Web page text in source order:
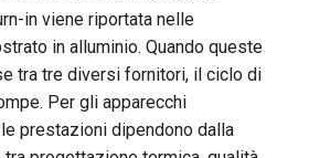
in viene riportata nelle
in alluminio. Quando queste
tra tre diversi fornitori, il ciclo di
Per gli apparecchi
prestazioni dipendono dalla